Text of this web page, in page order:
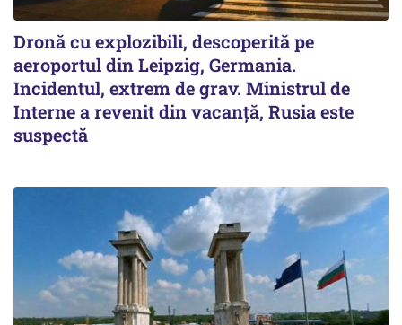
Dronă cu explozibili, descoperită pe
aeroportul din Leipzig, Germania.
Incidentul, extrem de grav. Ministrul de
Interne a revenit din vacanță, Rusia este
suspectă